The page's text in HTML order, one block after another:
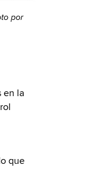
por
en la
que